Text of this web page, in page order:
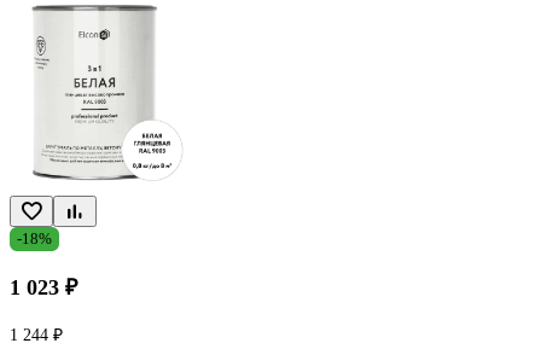
-18%
1 023 ₽
1 244 ₽